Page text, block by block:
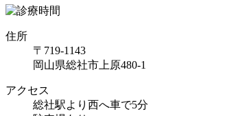
住所
〒719-1143
岡山県総社市上原480-1
アクセス
総社駅より西へ車で5分